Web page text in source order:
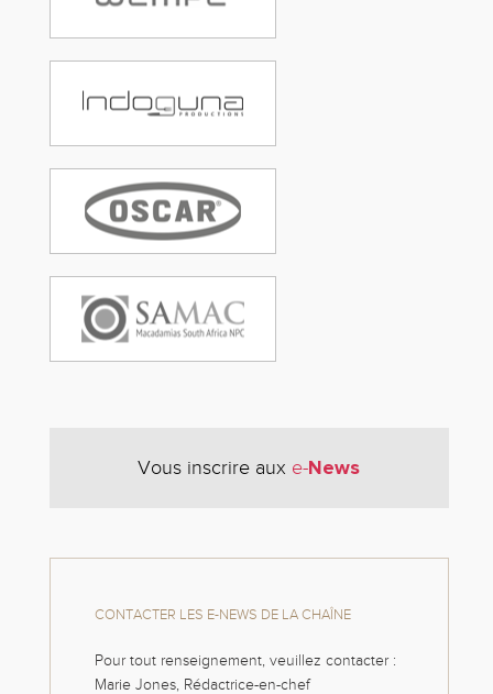
Vous inscrire aux e-News
CONTACTER LES E-NEWS DE LA CHAÎNE
Pour tout renseignement, veuillez contacter :
Marie Jones, Rédactrice-en-chef